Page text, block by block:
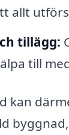
allt
tillägg:
till
kan